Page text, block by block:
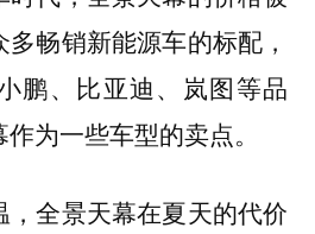
畅销新能源车的标配，
鹏、比亚迪、岚图等品
为一些车型的卖点。
全景天幕在夏天的代价